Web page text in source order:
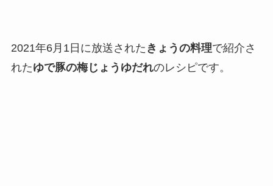
2021年6月1日に放送された きょうの料理で紹介さ
れたゆで豚の梅じょうゆだれのレシピです。